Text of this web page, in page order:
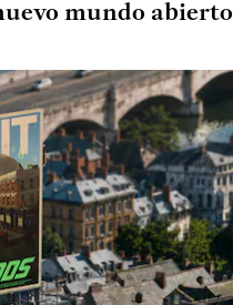
mundo abierto